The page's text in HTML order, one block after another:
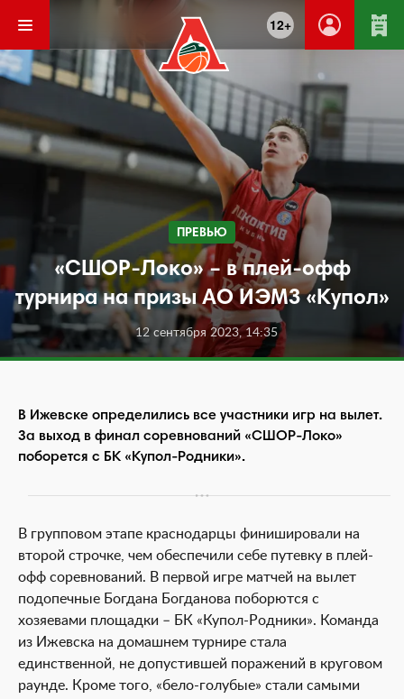
12+
ПРЕВЬЮ
«СШОР-Локо» – в плей-офф
турнира на призы АО ИЭМЗ «Купол»
12 сентября 2023, 14:35
В Ижевске определились все участники игр на вылет.
За выход в финал соревнований «СШОР-Локо»
поборется с БК «Купол-Родники».
В групповом этапе краснодарцы финишировали на
второй строчке, чем обеспечили себе путевку в плей-
офф соревнований. В первой игре матчей на вылет
подопечные Богдана Богданова поборются с
хозяевами площадки – БК «Купол-Родники». Команда
из Ижевска на домашнем турнире стала
единственной, не допустившей поражений в круговом
раунде. Кроме того, «бело-голубые» стали самыми